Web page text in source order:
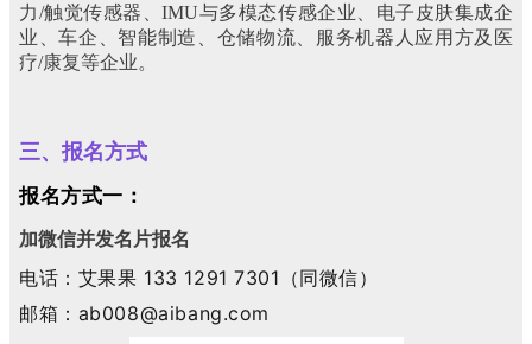
力/触觉传感器、IMU与多模态传感企业、电子皮肤集成企
业、车企、智能制造、仓储物流、服务机器人应用方及医
疗/康复等企业。
三、报名方式
报名方式一：
加微信并发名片报名
电话：艾果果 133 1291 7301（同微信）
邮箱 ： ab008@aibang.com